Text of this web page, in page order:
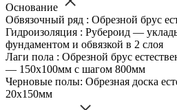
Основание
Обвязочный ряд : Обрезной брус
Гидроизоляция : Рубероид —
фундаментом и обвязкой в 2 слоя
Лаги пола : Обрезной брус
— 150х100мм с шагом 800мм
Черновые полы: Обрезная доска
20х150мм